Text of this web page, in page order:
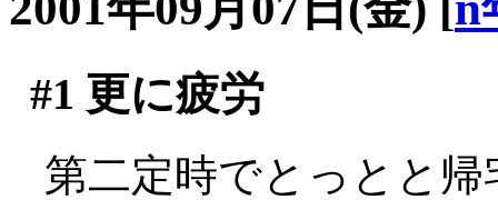
#1 更に疲労
第二定時でとっとと帰